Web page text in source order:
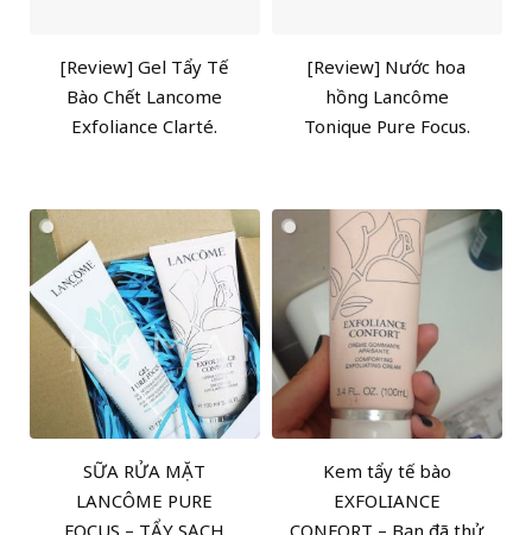
[Review] Gel Tẩy Tế
Bào Chết Lancome
Exfoliance Clarté.
[Review] Nước hoa
hồng Lancôme
Tonique Pure Focus.
SỮA RỬA MẶT
LANCÔME PURE
Kem tẩy tế bào
EXFOLIANCE